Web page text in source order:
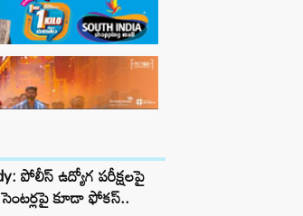
పోలీస్ ఉద్యోగ పరీక్షలపై
కూడా ఫోకస్..